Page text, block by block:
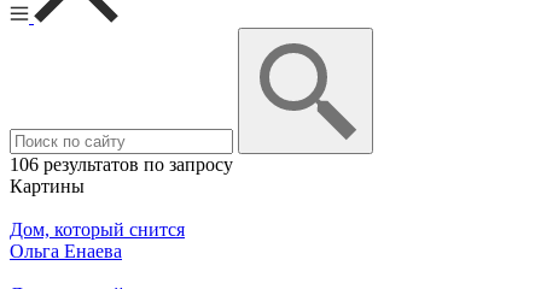
106 результатов по запросу
Картины
Дом, который снится
Ольга Енаева